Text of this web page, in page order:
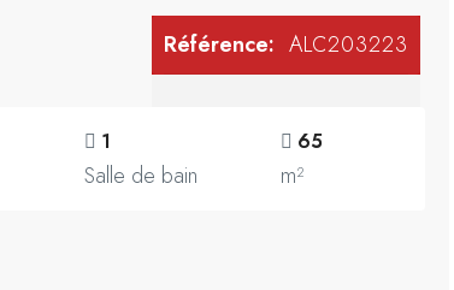
Référence: ALC203223
1
Salle de bain
65
m²